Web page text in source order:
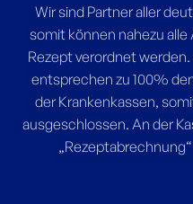
Wir sind Partner aller
somit können nahezu
Rezept verordnet
entsprechen zu 100%
der Krankenkassen,
ausgeschlossen. An der